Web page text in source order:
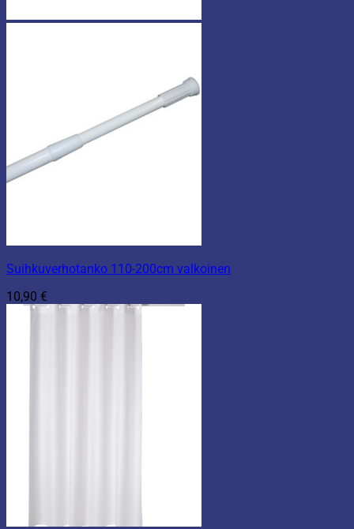
Suihkuverhotanko 110-200cm valkoinen
10,90 €